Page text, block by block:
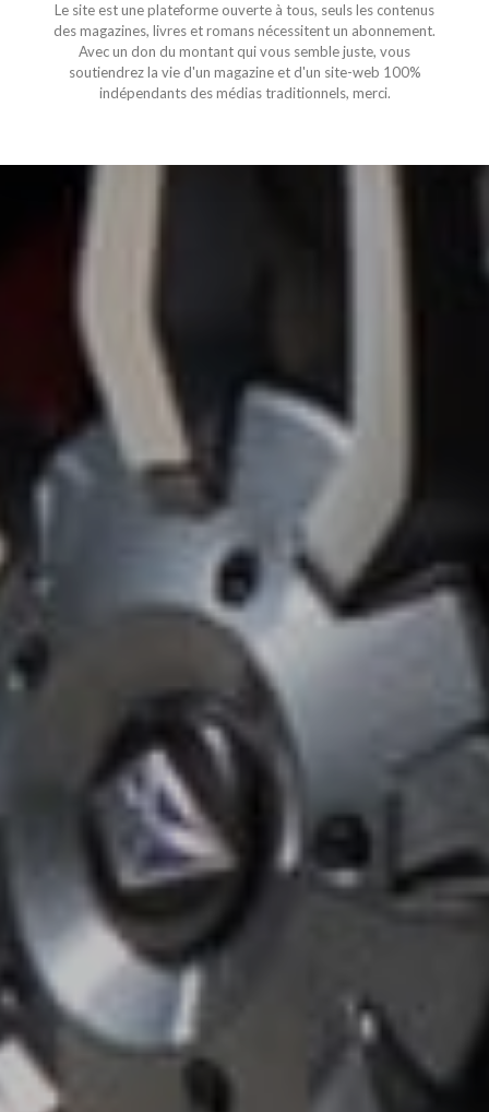
Le site est une plateforme ouverte à tous, seuls les contenus
des magazines, livres et romans nécessitent un abonnement.
Avec un don du montant qui vous semble juste, vous
soutiendrez la vie d'un magazine et d'un site-web 100%
indépendants des médias traditionnels, merci.